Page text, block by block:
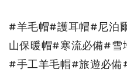
#羊毛帽#護耳帽#尼泊
山保暖帽#寒流必備#
#手工羊毛帽#旅遊必